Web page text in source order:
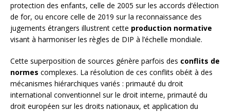
protection des enfants, celle de 2005 sur les accords d’élection
de for, ou encore celle de 2019 sur la reconnaissance des
jugements étrangers illustrent cette production normative
visant à harmoniser les règles de DIP à l’échelle mondiale.
Cette superposition de sources génère parfois des conflits de
normes complexes. La résolution de ces conflits obéit à des
mécanismes hiérarchiques variés : primauté du droit
international conventionnel sur le droit interne, primauté du
droit européen sur les droits nationaux, et application du